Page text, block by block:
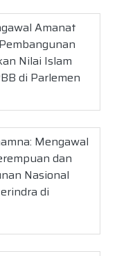
Amanat
Nilai Islam
di Parlemen
Mengawal
dan
Nasional
di